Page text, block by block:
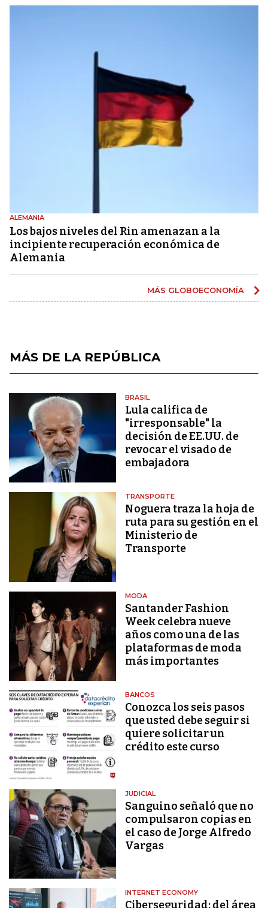
ALEMANIA
Los bajos niveles del Rin amenazan a la
incipiente recuperación económica de
Alemania
MÁS GLOBOECONOMÍA
MÁS DE LA REPÚBLICA
BRASIL
Lula califica de
"irresponsable" la
decisión de EE.UU. de
revocar el visado de
embajadora
TRANSPORTE
Noguera traza la hoja de
ruta para su gestión en el
Ministerio de
Transporte
MODA
Santander Fashion
Week celebra nueve
años como una de las
plataformas de moda
más importantes
BANCOS
Conozca los seis pasos
que usted debe seguir si
quiere solicitar un
crédito este curso
JUDICIAL
Sanguino señaló que no
compulsaron copias en
el caso de Jorge Alfredo
Vargas
INTERNET ECONOMY
Ciberseguridad: del área